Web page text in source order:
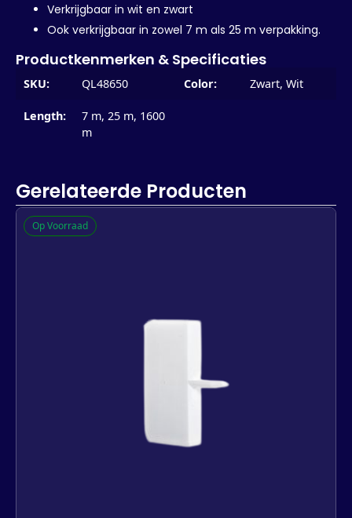
Verkrijgbaar in wit en zwart
Ook verkrijgbaar in zowel 7 m als 25 m verpakking.
Productkenmerken & Specificaties
SKU: QL48650
Length:
7 m, 25 m, 1600
m
Color: Zwart, Wit
Gerelateerde Producten
Op Voorraad